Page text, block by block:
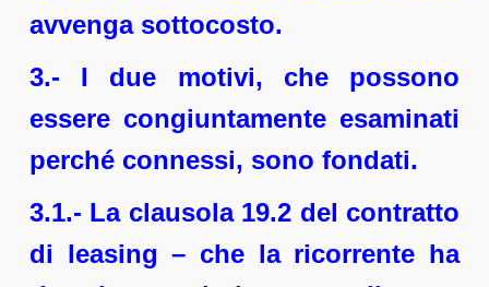
avvenga sottocosto.
3.- I due motivi, che possono
essere congiuntamente esaminati
perché connessi, sono fondati.
3.1.- La clausola 19.2 del contratto
di leasing – che la ricorrente ha